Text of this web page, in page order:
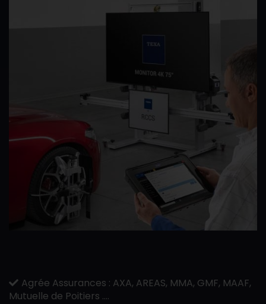
Agrée Assurances : AXA, AREAS, MMA, GMF, MAAF,
Mutuelle de Poitiers ....